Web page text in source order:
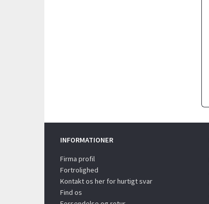
INFORMATIONER
Firma profil
Fortrolighed
Kontakt os her for hurtigt svar
Find os